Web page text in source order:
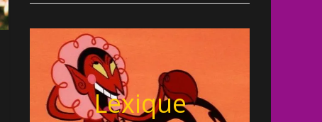
Lexique